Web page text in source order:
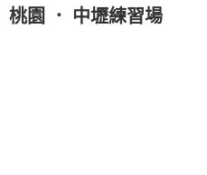
桃園 ． 中壢練習場